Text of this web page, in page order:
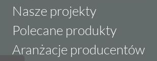
Nasze projekty
Polecane produkty
Aranżacje producentów